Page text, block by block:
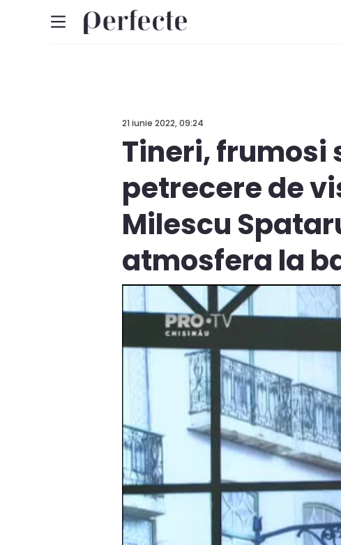
21 iunie 2022, 09:24
Tineri, frumosi
petrecere de
Milescu
atmosfera la